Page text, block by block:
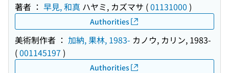
著者 ： 早見, 和真 ハヤミ, カズマサ (01131000 )
Authorities
美術制作者 ： 加納, 果林, 1983- カノウ, カリン, 1983-
(001145197 )
Authorities